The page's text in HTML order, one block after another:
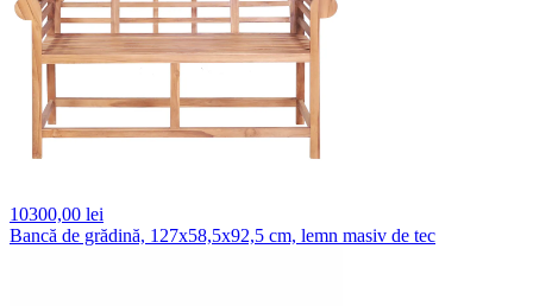
10300,00 lei
Bancă de grădină, 127x58,5x92,5 cm, lemn masiv de tec